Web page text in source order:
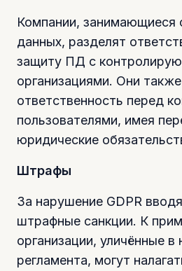
Компании, занимающиеся
данных, разделят
защиту ПД с
организациями. Они
ответственность перед
пользователями, имея
юридические
Штрафы
За нарушение GDPR
штрафные санкции. К
организации, уличённые в
регламента, могут